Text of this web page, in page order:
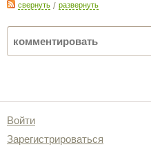
свернуть / развернуть
Войти
Зарегистрироваться